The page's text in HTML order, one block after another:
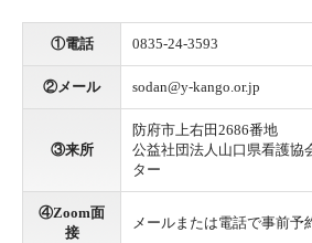
①電話 0835-24-3593
②メール sodan@y-kango.or.jp
③来所
防府市上右田2686番地
公益社団法人山口県看護協
ター
④Zoom面
接
メールまたは電話で事前予